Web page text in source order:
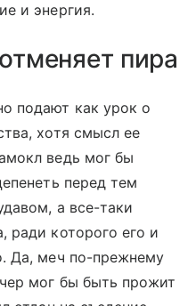
и энергия.
пира
подают как урок о
хотя смысл ее
ведь мог бы
перед тем
а все-таки
ради которого его и
Да, меч по-прежнему
мог бы быть прожит